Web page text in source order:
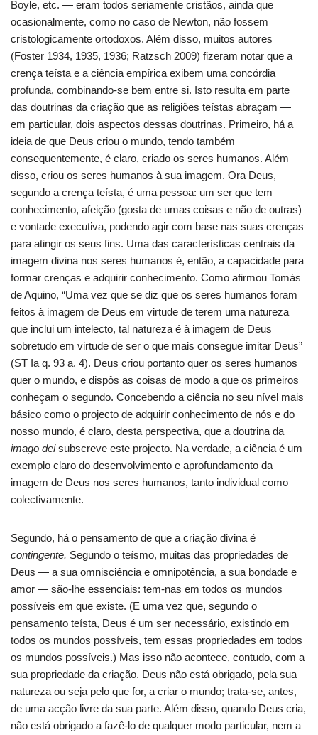
Boyle, etc. — eram todos seriamente cristãos, ainda que
ocasionalmente, como no caso de Newton, não fossem
cristologicamente ortodoxos. Além disso, muitos autores
(Foster 1934, 1935, 1936; Ratzsch 2009) fizeram notar que a
crença teísta e a ciência empírica exibem uma concórdia
profunda, combinando-se bem entre si. Isto resulta em parte
das doutrinas da criação que as religiões teístas abraçam —
em particular, dois aspectos dessas doutrinas. Primeiro, há a
ideia de que Deus criou o mundo, tendo também
consequentemente, é claro, criado os seres humanos. Além
disso, criou os seres humanos à sua imagem. Ora Deus,
segundo a crença teísta, é uma pessoa: um ser que tem
conhecimento, afeição (gosta de umas coisas e não de outras)
e vontade executiva, podendo agir com base nas suas crenças
para atingir os seus fins. Uma das características centrais da
imagem divina nos seres humanos é, então, a capacidade para
formar crenças e adquirir conhecimento. Como afirmou Tomás
de Aquino, “Uma vez que se diz que os seres humanos foram
feitos à imagem de Deus em virtude de terem uma natureza
que inclui um intelecto, tal natureza é à imagem de Deus
sobretudo em virtude de ser o que mais consegue imitar Deus”
(ST Ia q. 93 a. 4). Deus criou portanto quer os seres humanos
quer o mundo, e dispôs as coisas de modo a que os primeiros
conheçam o segundo. Concebendo a ciência no seu nível mais
básico como o projecto de adquirir conhecimento de nós e do
nosso mundo, é claro, desta perspectiva, que a doutrina da
imago deisubscreve este projecto. Na verdade, a ciência é um
exemplo claro do desenvolvimento e aprofundamento da
imagem de Deus nos seres humanos, tanto individual como
colectivamente.
Segundo, há o pensamento de que a criação divina é
contingente. Segundo o teísmo, muitas das propriedades de
Deus — a sua omnisciência e omnipotência, a sua bondade e
amor — são-lhe essenciais: tem-nas em todos os mundos
possíveis em que existe. (E uma vez que, segundo o
pensamento teísta, Deus é um ser necessário, existindo em
todos os mundos possíveis, tem essas propriedades em todos
os mundos possíveis.) Mas isso não acontece, contudo, com a
sua propriedade da criação. Deus não está obrigado, pela sua
natureza ou seja pelo que for, a criar o mundo; trata-se, antes,
de uma acção livre da sua parte. Além disso, quando Deus cria,
não está obrigado a fazê-lo de qualquer modo particular, nem a